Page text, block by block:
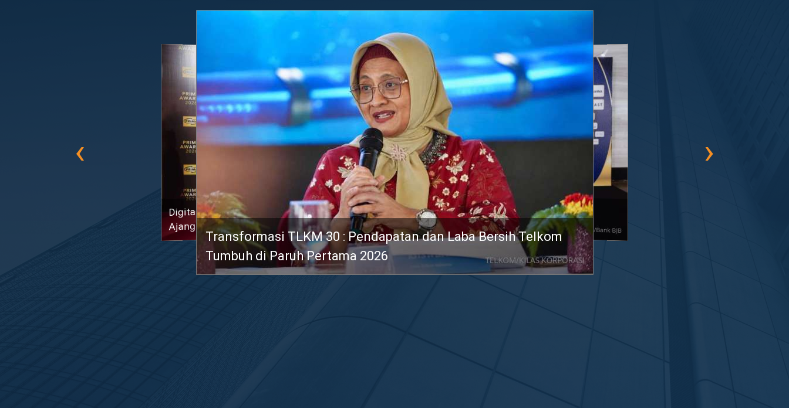
Digitalisasi Perkuat Layanan, bank bjb Raih Lima Titanium di
Ajang PRIMA Awards 2026
Transformasi TLKM 30 : Pendapatan dan Laba Bersih Telkom
Tumbuh di Paruh Pertama 2026
DIGI bank bjb Dinobatkan sebagai Top Digital Application
Regional Bank
‹ ›